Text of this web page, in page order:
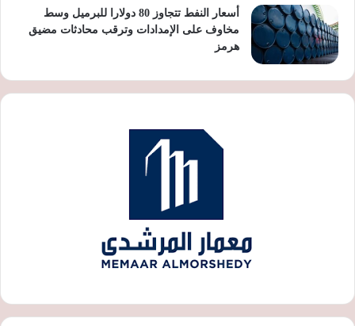
أسعار النفط تتجاوز 80 دولارا للبرميل وسط
مخاوف على الإمدادات وترقب محادثات مضيق
هرمز